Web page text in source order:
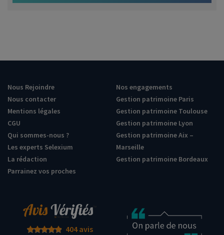
Nous Rejoindre
Nous contacter
Mentions légales
CGU
Qui sommes-nous ?
Les experts Selexium
La rédaction
Parrainez vos proches
Nos engagements
Gestion patrimoine Paris
Gestion patrimoine Toulouse
Gestion patrimoine Lyon
Gestion patrimoine Aix –
Marseille
Gestion patrimoine Bordeaux
404 avis